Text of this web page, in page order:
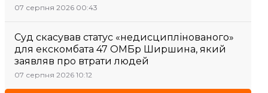
07 серпня 2026 00:43
Суд скасував статус «недисциплінованого»
для екскомбата 47 ОМБр Ширшина, який
заявляв про втрати людей
07 серпня 2026 10:12